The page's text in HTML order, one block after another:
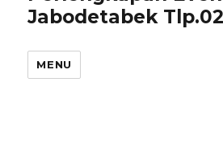
Jabodetabek
MENU